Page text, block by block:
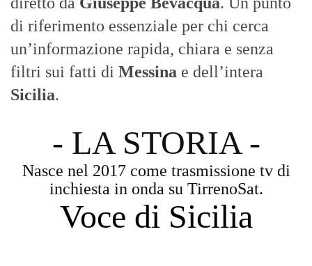
di riferimento essenziale per chi cerca
un’informazione rapida, chiara e senza
filtri sui fatti di Messina e dell’intera
Sicilia.
- LA STORIA -
Nasce nel 2017 come trasmissione tv di
inchiesta in onda su TirrenoSat.
Voce di Sicilia